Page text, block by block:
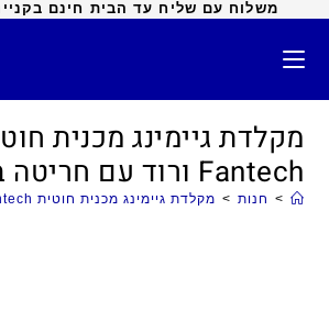
משלוח עם שליח עד הבית חינם בקנייה מעל
Fantech ורוד עם חריטה בעברית
> חנות > מקלדת גיימינג מכנית חוטית MK853 Fantech ורוד עם חריטה בעברית